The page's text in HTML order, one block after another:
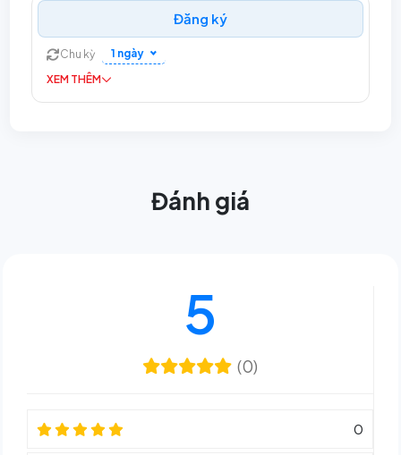
Đăng ký
Chu kỳ
1 ngày
XEM THÊM
Đánh giá
5
(0)
0